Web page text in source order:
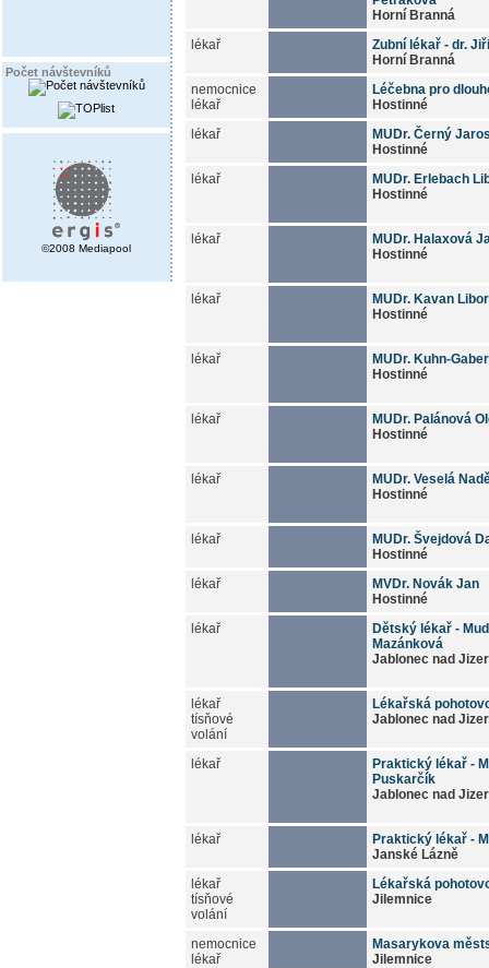
Počet návštevníků
©2008 Mediapool
Horní Branná
lékař
Zubní lékař - dr.
Horní Branná
nemocnice
lékař
Léčebna pro
Hostinné
lékař
MUDr. Černý
Hostinné
lékař
MUDr. Erlebach
Hostinné
lékař
MUDr. Halaxová
Hostinné
lékař
MUDr. Kavan Libor
Hostinné
lékař
MUDr. Kuhn-
Hostinné
lékař
MUDr. Palánová
Hostinné
lékař
MUDr. Veselá
Hostinné
lékař
MUDr. Švejdová
Hostinné
lékař
MVDr. Novák Jan
Hostinné
lékař
Dětský lékař -
Mazánková
Jablonec nad
lékař
tísňové
volání
Lékařská
Jablonec nad
lékař
Praktický lékař -
Puskarčík
Jablonec nad
lékař
Praktický lékař -
Janské Lázně
lékař
tísňové
volání
Lékařská
Jilemnice
nemocnice
lékař
Masarykova
Jilemnice